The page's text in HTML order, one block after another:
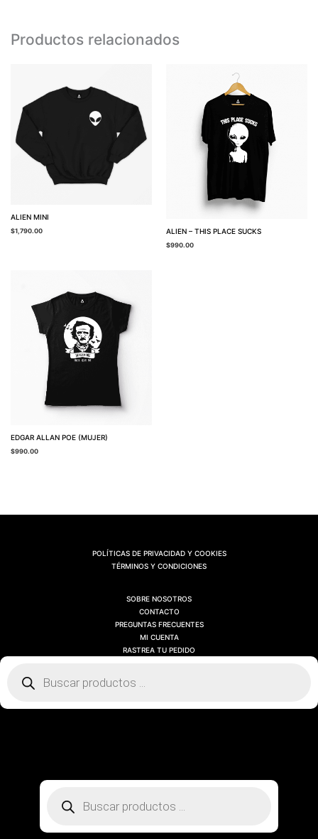
Productos relacionados
ALIEN MINI
$1,790.00 ALIEN – THIS PLACE SUCKS
$990.00
EDGAR ALLAN POE (MUJER)
$990.00
POLÍTICAS DE PRIVACIDAD Y COOKIES
TÉRMINOS Y CONDICIONES
SOBRE NOSOTROS
CONTACTO
PREGUNTAS FRECUENTES
MI CUENTA
RASTREA TU PEDIDO
Búsqueda
Búsqueda